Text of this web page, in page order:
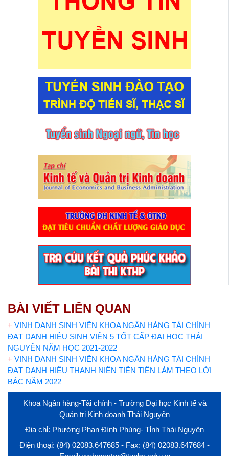
BÀI VIẾT LIÊN QUAN
+ VINH DANH SINH VIÊN KHOA NGÂN HÀNG TÀI CHÍNH
ĐẠT DANH HIỆU SINH VIÊN 5 TỐT CẤP ĐẠI HỌC THÁI
NGUYÊN NĂM HỌC 2021-2022
+ VINH DANH SINH VIÊN KHOA NGÂN HÀNG TÀI CHÍNH
ĐẠT DANH HIỆU THANH NIÊN TIÊN TIẾN LÀM THEO LỜI
BÁC NĂM 2022
Khoa Ngân hàng-Tài chính - Trường Đại học Kinh tế và
Quản trị Kinh doanh Thái Nguyên
Địa chỉ: Phường Phan Đình Phùng- Tỉnh Thái Nguyên
Điện thoại: (84) 02083.647685 - Fax: (84) 02083.647684 -